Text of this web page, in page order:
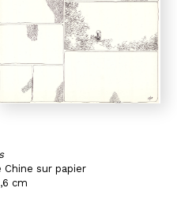
Chine sur papier
cm